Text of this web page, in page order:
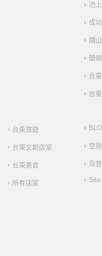
池
成
關
蘭
台
台
台東旅遊
台東文創店家
台東美食
所有店家
空
烏
Site